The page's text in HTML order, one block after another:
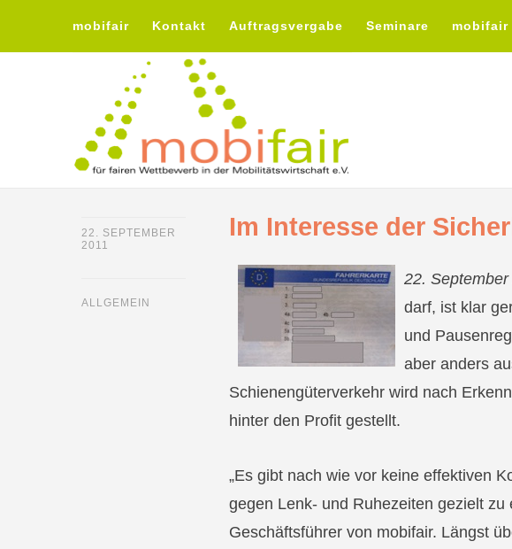
mobifair Kontakt Auftragsvergabe Seminare mobifair
22. SEPTEMBER
2011
ALLGEMEIN
Im Interesse der
22. September
darf, ist klar
und
aber anders
Schienengüterverkehr wird nach
hinter den Profit gestellt.
„Es gibt nach wie vor keine effektiven
gegen Lenk- und Ruhezeiten gezielt zu
Geschäftsführer von mobifair. Längst